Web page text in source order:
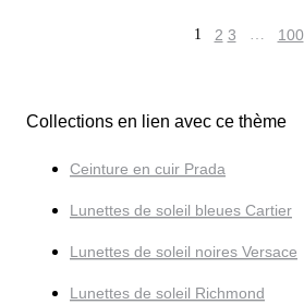
1 2 3 … 100
Collections en lien avec ce thème
Ceinture en cuir Prada
Lunettes de soleil bleues Cartier
Lunettes de soleil noires Versace
Lunettes de soleil Richmond